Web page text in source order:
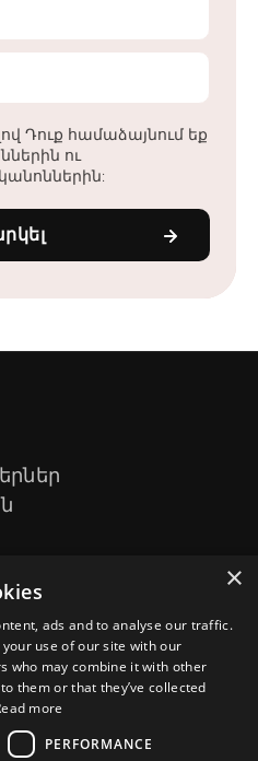
Դուք համաձայնում եք
ու
կանոններին:
×
ads and to analyse our traffic.
use of our site with our
who may combine it with other
them or that they’ve collected
more
PERFORMANCE